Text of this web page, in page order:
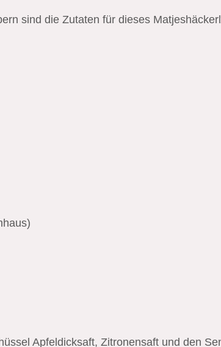
sind die Zutaten für dieses
Apfeldicksaft, Zitronensaft und den